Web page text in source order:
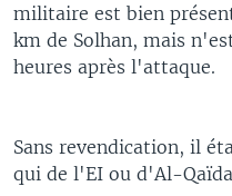
militaire est bien
km de Solhan, mais
heures après l'attaque.
Sans revendication, il
qui de l'EI ou d'Al-